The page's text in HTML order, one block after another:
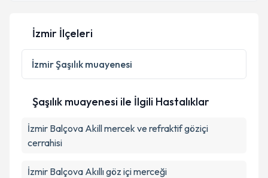
İzmir İlçeleri
İzmirŞaşılık muayenesi
Şaşılık muayenesi ile İlgili Hastalıklar
İzmir Balçova Akill mercek ve refraktif göziçi
cerrahisi
İzmir Balçova Akıllı göz içi merceği